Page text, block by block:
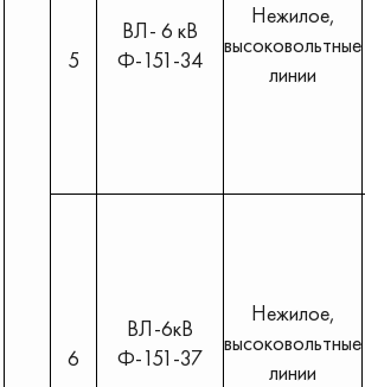
5
ВЛ- 6 кВ
Ф-151-34
Нежилое,
высоковольтные
линии
6
ВЛ-6кВ
Ф-151-37
Нежилое,
высоковольтные
линии